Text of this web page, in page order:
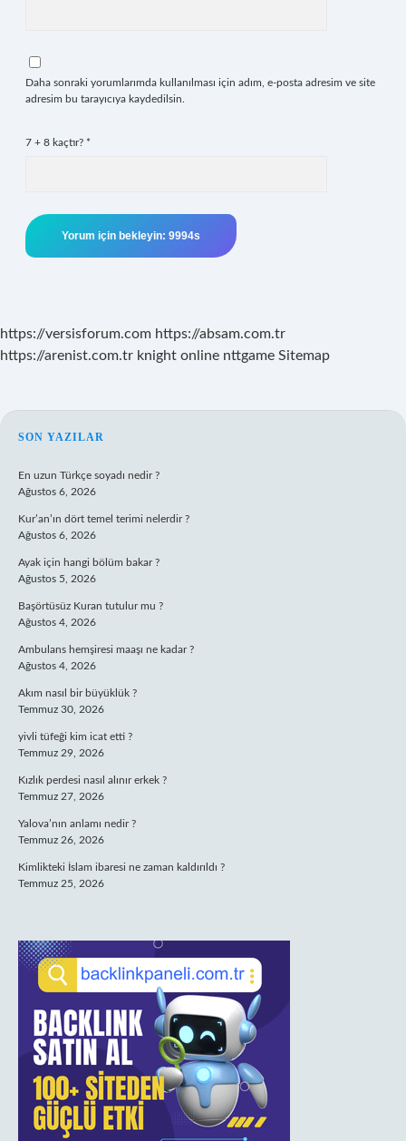
Daha sonraki yorumlarımda kullanılması için adım, e-posta adresim ve site
adresim bu tarayıcıya kaydedilsin.
7 + 8 kaçtır? *
https://versisforum.com https://absam.com.tr
https://arenist.com.tr knight online nttgame Sitemap
SIDEBAR
SON YAZILAR
En uzun Türkçe soyadı nedir ?
Ağustos 6, 2026
Kur’an’ın dört temel terimi nelerdir ?
Ağustos 6, 2026
Ayak için hangi bölüm bakar ?
Ağustos 5, 2026
Başörtüsüz Kuran tutulur mu ?
Ağustos 4, 2026
Ambulans hemşiresi maaşı ne kadar ?
Ağustos 4, 2026
Akım nasıl bir büyüklük ?
Temmuz 30, 2026
yivli tüfeği kim icat etti ?
Temmuz 29, 2026
Kızlık perdesi nasıl alınır erkek ?
Temmuz 27, 2026
Yalova’nın anlamı nedir ?
Temmuz 26, 2026
Kimlikteki İslam ibaresi ne zaman kaldırıldı ?
Temmuz 25, 2026